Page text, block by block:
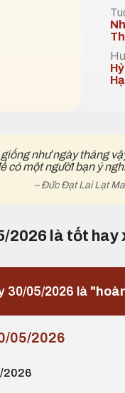
như ngày tháng
có một ngườI bạn ý
– Đức Đạt Lai Lạt
2026 là tốt hay
30/05/2026 là
05/2026
2026